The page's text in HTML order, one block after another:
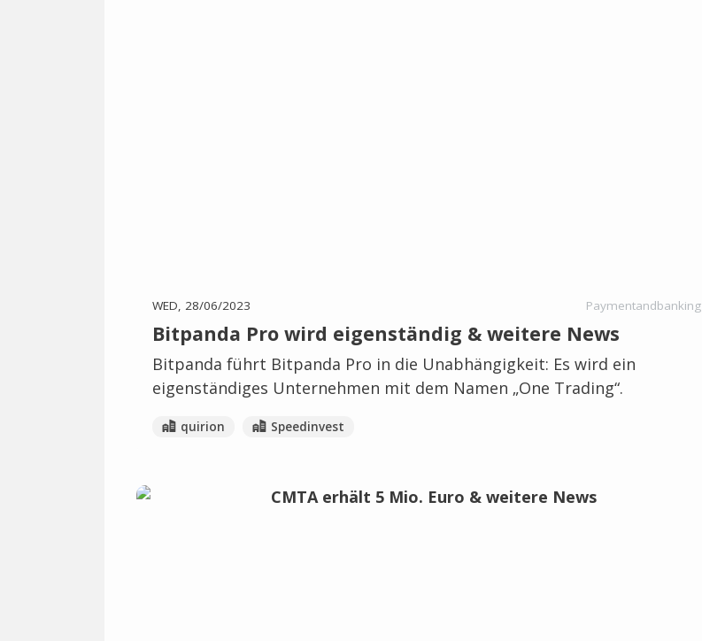
WED, 28/06/2023 Paymentandbanking
Bitpanda Pro wird eigenständig & weitere News
Bitpanda führt Bitpanda Pro in die Unabhängigkeit: Es wird ein
eigenständiges Unternehmen mit dem Namen „One Trading“.
quirion Speedinvest